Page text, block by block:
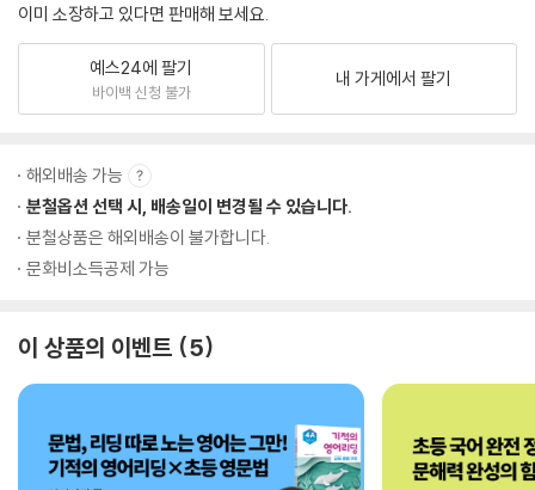
이미 소장하고 있다면 판매해 보세요.
예스24에 팔기
바이백 신청 불가
내 가게에서 팔기
해외배송 가능
분철옵션 선택 시, 배송일이 변경될 수 있습니다.
분철상품은 해외배송이 불가합니다.
문화비소득공제 가능
이 상품의 이벤트 5